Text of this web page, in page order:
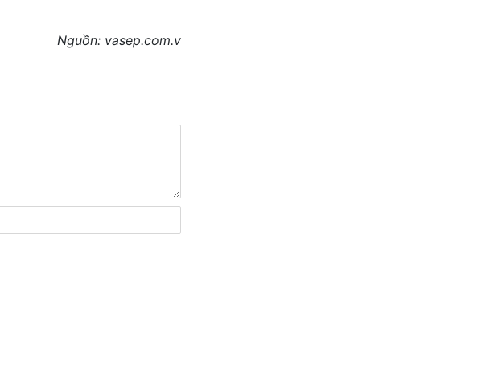
Nguồn: vasep.com.v